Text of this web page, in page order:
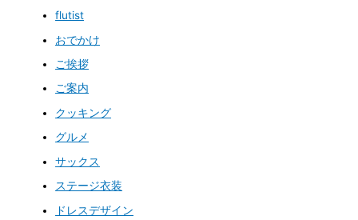
flutist
おでかけ
ご挨拶
ご案内
クッキング
グルメ
サックス
ステージ衣装
ドレスデザイン